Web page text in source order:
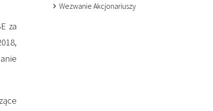
za
Wezwanie Akcjonariuszy